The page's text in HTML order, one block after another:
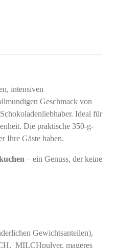
intensiven
Geschmack von
Ideal für
Die praktische 350-g-
Ihre Gäste haben.
– ein Genuss, der keine
Gewichtsanteilen),
MILCHpulver, mageres